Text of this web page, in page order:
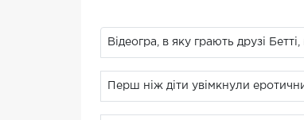
Відеогра, в яку грають друзі
Перш ніж діти увімкнули